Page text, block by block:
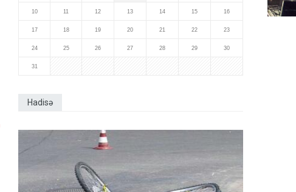
10 11 12 13 14 15 16
17 18 19 20 21 22 23
24 25 26 27 28 29 30
31
Hadisə